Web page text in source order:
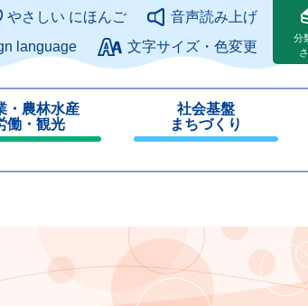
このページの本文へ
やさしい にほんご
音声読み上げ
language
文字サイズ・色変更
分
・農林水産
働・観光
社会基盤
まちづくり
じ